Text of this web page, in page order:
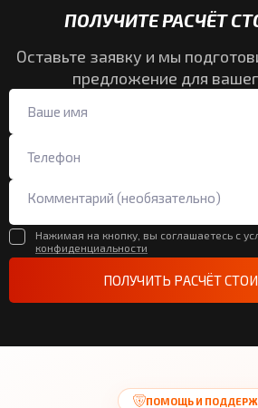
ПОЛУЧИТЕ РАСЧЁТ
Оставьте заявку и мы
предложение для
Нажимая на кнопку, вы соглашаетесь с
конфиденциальности
ПОЛУЧИТЬ РАСЧЁТ
ПОМОЩЬ И